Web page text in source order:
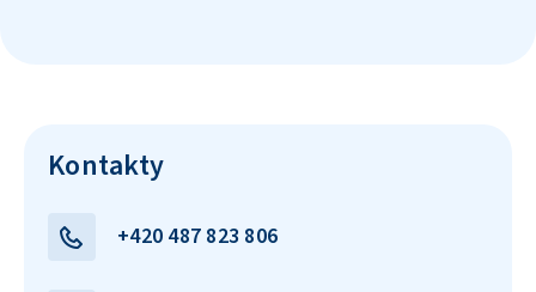
Kontakty
+420 487 823 806